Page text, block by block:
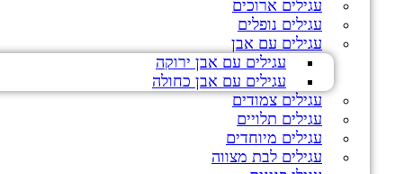
עגילים ארוכים
עגילים נופלים
עגילים עם אבן
עגילים עם אבן ירוקה
עגילים עם אבן כחולה
עגילים צמודים
עגילים תלויים
עגילים מיוחדים
עגילים לבת מצווה